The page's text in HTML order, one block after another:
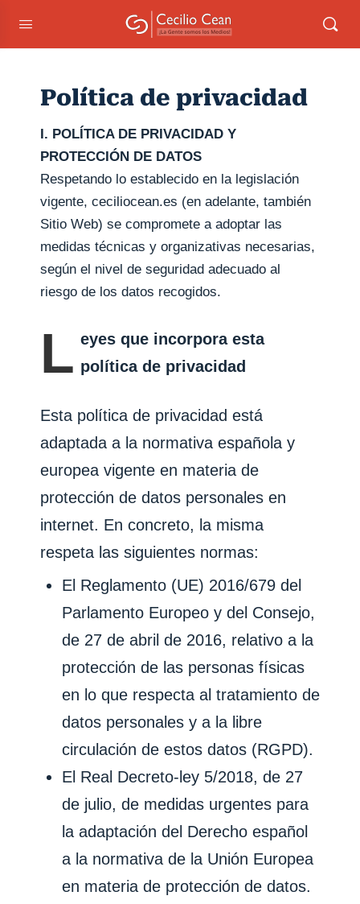
Política de privacidad
I. POLÍTICA DE PRIVACIDAD Y
PROTECCIÓN DE DATOS
Respetando lo establecido en la legislación
vigente, ceciliocean.es (en adelante, también
Sitio Web) se compromete a adoptar las
medidas técnicas y organizativas necesarias,
según el nivel de seguridad adecuado al
riesgo de los datos recogidos.
L eyes que incorpora esta
política de privacidad
Esta política de privacidad está
adaptada a la normativa española y
europea vigente en materia de
protección de datos personales en
internet. En concreto, la misma
respeta las siguientes normas:
El Reglamento (UE) 2016/679 del
Parlamento Europeo y del Consejo,
de 27 de abril de 2016, relativo a la
protección de las personas físicas
en lo que respecta al tratamiento de
datos personales y a la libre
circulación de estos datos (RGPD).
El Real Decreto-ley 5/2018, de 27
de julio, de medidas urgentes para
la adaptación del Derecho español
a la normativa de la Unión Europea
en materia de protección de datos.